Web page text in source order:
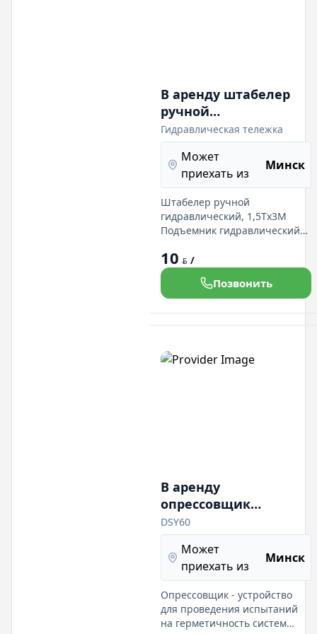
В аренду штабелер
ручной
гидравлический,
1,5Tх3M, подъемник
гидравлический,
гидравлическая
тележка (рохля),
Гидравлическая тележка
Может
приехать из
Минск
Штабелер ручной
гидравлический, 1,5Tх3M
Подъемник гидравлический
тележка(Рохля),
грузоподъемность 2500 кг,
высота подъема - 200 мм.
длинна вил 1150 мм.
10 BYN /
Позвонить
В аренду
опрессовщик
электрический
Rothenberger
DSY60
Может
приехать из
Минск
Опрессовщик - устройство
для проведения испытаний
на герметичность систем